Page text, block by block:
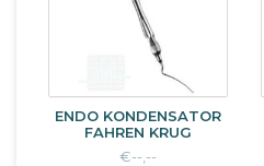
ENDO KONDENSATOR
FAHREN KRUG
€--,--